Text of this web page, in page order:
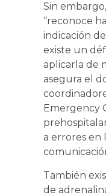
Sin
“reconoce
indicación
existe un
aplicarla de
asegura el
Emergency
a errores en
También
de